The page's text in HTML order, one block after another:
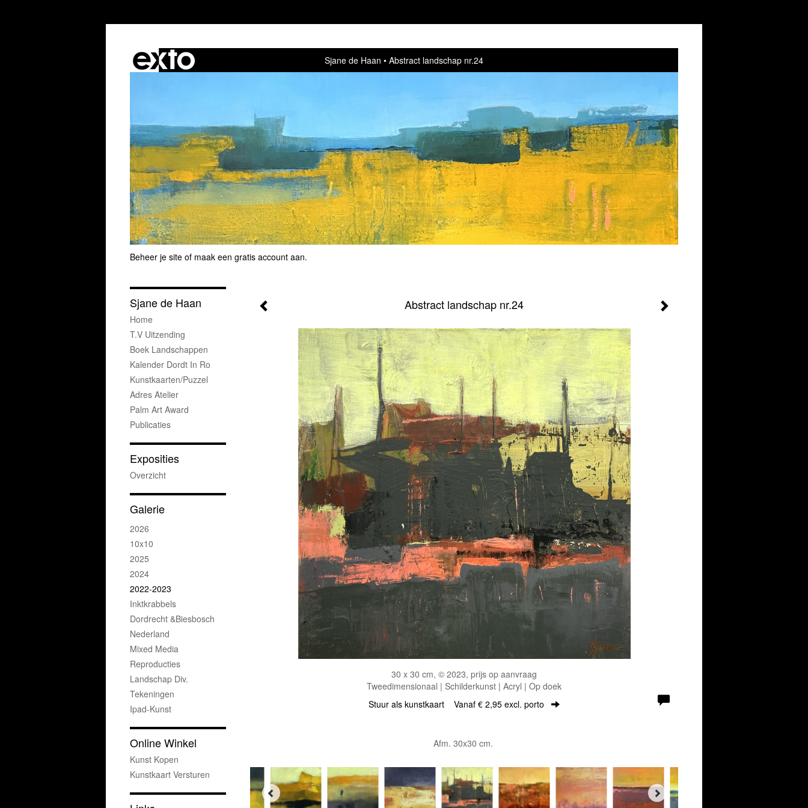
Sjane de Haan Abstract landschap nr.24
Beheer je site of maak een gratis account aan.
Abstract landschap nr.24
30 x 30 cm, © 2023, prijs op aanvraag
Tweedimensionaal | Schilderkunst | Acryl | Op doek
Stuur als kunstkaart Vanaf € 2,95 excl. porto
Afm. 30x30 cm.
Sjane de Haan
Home
T.v Uitzending
Boek Landschappen
Kalender Dordt In Ro
Kunstkaarten/puzzel
Adres Atelier
Palm Art Award
Publicaties
Exposities
Overzicht
Galerie
2026
10x10
2025
2024
2022-2023
Inktkrabbels
Dordrecht &Biesbosch
Nederland
Mixed Media
Reproducties
Landschap Div.
Tekeningen
Ipad-Kunst
Online Winkel
Kunst Kopen
Kunstkaart Versturen